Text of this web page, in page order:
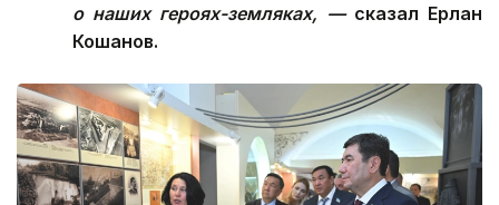
о наших героях-земляках, — сказал Ерлан
Кошанов.